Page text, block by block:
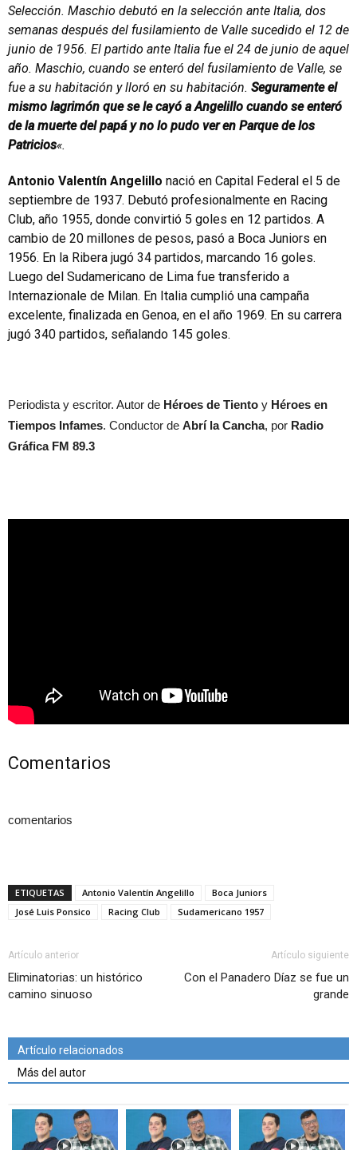
Selección. Maschio debutó en la selección ante Italia, dos
semanas después del fusilamiento de Valle sucedido el 12 de
junio de 1956. El partido ante Italia fue el 24 de junio de aquel
año. Maschio, cuando se enteró del fusilamiento de Valle, se
fue a su habitación y lloró en su habitación. Seguramente el
mismo lagrimón que se le cayó a Angelillo cuando se enteró
de la muerte del papá y no lo pudo ver en Parque de los
Patricios«.
Antonio Valentín Angelillo nació en Capital Federal el 5 de
septiembre de 1937. Debutó profesionalmente en Racing
Club, año 1955, donde convirtió 5 goles en 12 partidos. A
cambio de 20 millones de pesos, pasó a Boca Juniors en
1956. En la Ribera jugó 34 partidos, marcando 16 goles.
Luego del Sudamericano de Lima fue transferido a
Internazionale de Milan. En Italia cumplió una campaña
excelente, finalizada en Genoa, en el año 1969. En su carrera
jugó 340 partidos, señalando 145 goles.
Periodista y escritor. Autor de Héroes de Tiento y Héroes en
Tiempos Infames. Conductor de Abrí la Cancha, por Radio
Gráfica FM 89.3
Comentarios
comentarios
ETIQUETAS Antonio Valentín Angelillo
Boca Juniors
José Luis Ponsico
Racing Club Sudamericano 1957
Artículo anterior
Eliminatorias: un histórico
camino sinuoso
Artículo siguiente
Con el Panadero Díaz se fue un
grande
Artículo relacionados
Más del autor